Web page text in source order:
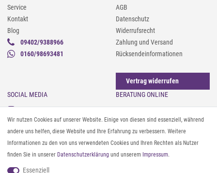
Service
Kontakt
Blog
09402/9388966
0160/98693481
AGB
Datenschutz
Widerrufsrecht
Zahlung und Versand
Rücksendeinformationen
Vertrag widerrufen
SOCIAL MEDIA
Instagram
Facebook
Pinterest
Twitter
Youtube
Threads
BERATUNG ONLINE
Gürtel messen & kürzen
Sonnenbrillen & UV-Schutz
Textilpflege
Textil- und Material-Guide
Geldbörse richtig organisieren
Wir nutzen Cookies auf unserer Website. Einige von diesen sind essenziell, während
andere uns helfen, diese Website und Ihre Erfahrung zu verbessern. Weitere
Informationen zu den von uns verwendeten Cookies und Ihren Rechten als Nutzer
finden Sie in unserer Daten­schutz­erklärung und unserem Impressum.
Essenziell